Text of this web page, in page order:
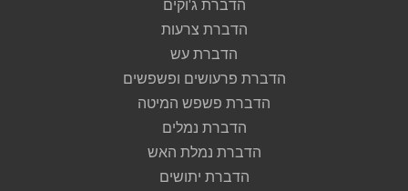
הדברת ג'וקים
הדברת צרעות
הדברת עש
הדברת פרעושים ופשפשים
הדברת פשפש המיטה
הדברת נמלים
הדברת נמלת האש
הדברת יתושים